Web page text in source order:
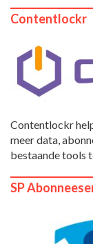
Contentlockr
Contentlockr
meer data,
bestaande tools
SP